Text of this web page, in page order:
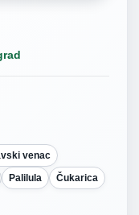
venac
Palilula
Čukarica